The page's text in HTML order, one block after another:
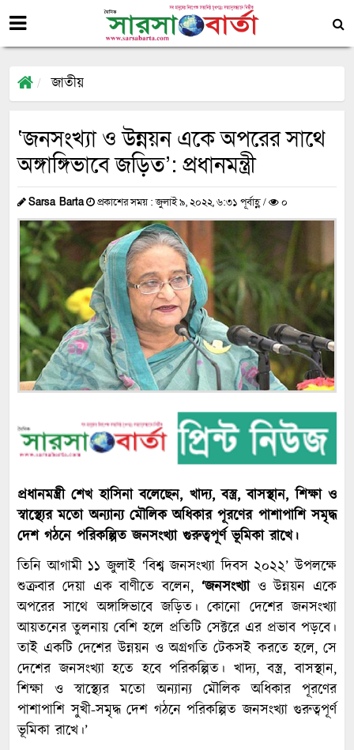
জাতীয়
‘জনসংখ্যা ও উন্নয়ন একে অপরের সাথে
অঙ্গাঙ্গিভাবে জড়িত’: প্রধানমন্ত্রী
Sarsa Barta প্রকাশের সময় : জুলাই ৯, ২০২২, ৬:৩১ পূর্বাহ্ণ / ০
প্রধানমন্ত্রী শেখ হাসিনা বলেছেন, খাদ্য, বস্ত্র, বাসস্থান, শিক্ষা ও
স্বাস্থ্যের মতো অন্যান্য মৌলিক অধিকার পূরণের পাশাপাশি সমৃদ্ধ
দেশ গঠনে পরিকল্পিত জনসংখ্যা গুরুত্বপূর্ণ ভূমিকা রাখে।
তিনি আগামী ১১ জুলাই ‘বিশ্ব জনসংখ্যা দিবস ২০২২’ উপলক্ষে
শুক্রবার দেয়া এক বাণীতে বলেন, ‘জনসংখ্যাও উন্নয়ন একে
অপরের সাথে অঙ্গাঙ্গিভাবে জড়িত। কোনো দেশের জনসংখ্যা
আয়তনের তুলনায় বেশি হলে প্রতিটি সেক্টরে এর প্রভাব পড়বে।
তাই একটি দেশের উন্নয়ন ও অগ্রগতি টেকসই করতে হলে, সে
দেশের জনসংখ্যা হতে হবে পরিকল্পিত। খাদ্য, বস্ত্র, বাসস্থান,
শিক্ষা ও স্বাস্থ্যের মতো অন্যান্য মৌলিক অধিকার পূরণের
পাশাপাশি সুখী-সমৃদ্ধ দেশ গঠনে পরিকল্পিত জনসংখ্যা গুরুত্বপূর্ণ
ভূমিকা রাখে।’